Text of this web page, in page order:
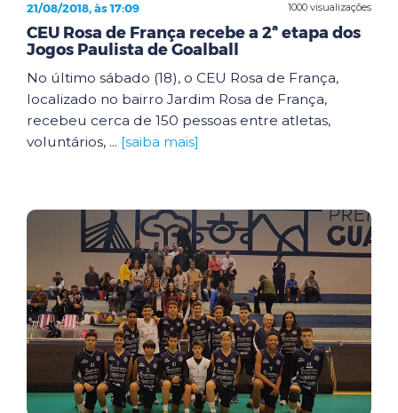
1000 visualizações
21/08/2018, às 17:09
CEU Rosa de França recebe a 2ª etapa dos
Jogos Paulista de Goalball
No último sábado (18), o CEU Rosa de França,
localizado no bairro Jardim Rosa de França,
recebeu cerca de 150 pessoas entre atletas,
voluntários, ... [saiba mais]